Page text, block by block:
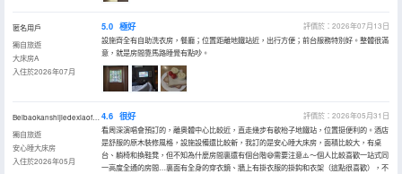
匿名用戶
獨自旅遊
大床房A
入住於2026年07月
5.0 極好
評價於：2026年07月13日
設施齊全有自助洗衣房，餐廳；位置距離地鐵站近，出行方便；前台服務特別好。整體很滿
意，就是房間靠馬路睡覺有點吵。
Beibaokanshijiedexiaofeng
獨自旅遊
安心睡大床房
入住於2026年05月
4.6 很好
評價於：2026年05月31日
看周深演唱會預訂的，離奧體中心比較近，直走幾步有歇枱子地鐵站，位置挺便利的。酒店
是舒服的原木裝修風格，設施設備還比較新，我訂的是安心睡大床房，面積比較大，有桌
台、躺椅和換鞋凳，但不知為什麼房間裏還有個台階😅需要注意⚠️～個人比較喜歡一站式同
一高度全通的房間…裏面有全身的穿衣鏡、牆上有掛衣服的掛鈎和衣架（這點很喜歡），不